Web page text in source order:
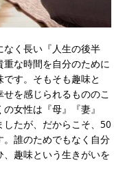
なく長い『人生の後半
な時間を自分のために
す。そもそも趣味と
を感じられるもののこ
女性は『母』『妻』
したが、だからこそ、50
誰のためでもなく自分
趣味という生きがいを